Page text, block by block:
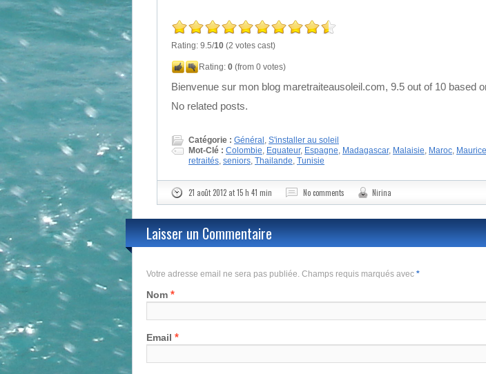
Rating: 9.5/10 (2 votes cast)
Rating: 0 (from 0 votes)
Bienvenue sur mon blog maretraiteausoleil.com, 9.5 out of 10 based
No related posts.
Catégorie : Général , S'installer au soleil
Mot-Clé : Colombie, Equateur, Espagne, Madagascar, Malaisie, Maroc, Maurice
retraités, seniors, Thailande, Tunisie
21 août 2012 at 15 h 41 min No comments Nirina
Laisser un Commentaire
Votre adresse email ne sera pas publiée. Champs requis marqués avec *
Nom *
Email *